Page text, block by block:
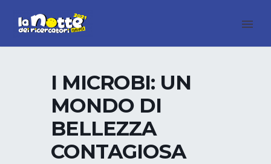
I MICROBI: UN
MONDO DI
BELLEZZA
CONTAGIOSA